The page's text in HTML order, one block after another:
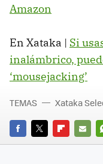
Amazon
En Xataka | Si
inalámbrico,
‘mousejacking’
FACEBOOK
TWITTERFLIPBOARD
E-
TEMAS Xataka